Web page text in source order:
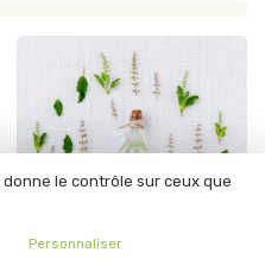
le contrôle sur ceux que
Personnaliser